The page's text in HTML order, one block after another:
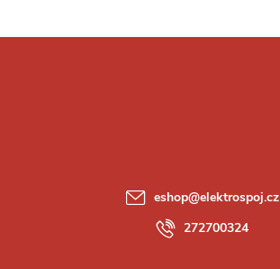
eshop@elektrospoj.cz
272700324